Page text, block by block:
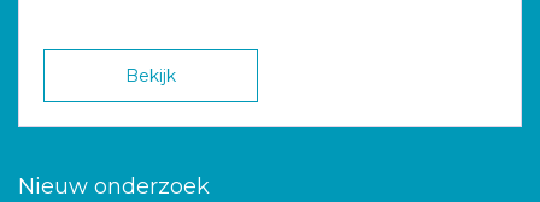
Bekijk
Nieuw onderzoek